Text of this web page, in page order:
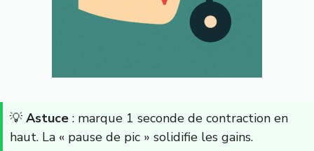
💡 Astuce : marque 1 seconde de contraction en
haut. La « pause de pic » solidifie les gains.